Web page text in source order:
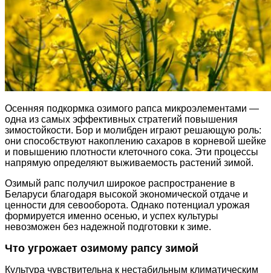
Осенняя подкормка озимого рапса микроэлементами —
одна из самых эффективных стратегий повышения
зимостойкости. Бор и молибден играют решающую роль:
они способствуют накоплению сахаров в корневой шейке
и повышению плотности клеточного сока. Эти процессы
напрямую определяют выживаемость растений зимой.
Озимый рапс получил широкое распространение в
Беларуси благодаря высокой экономической отдаче и
ценности для севооборота. Однако потенциал урожая
формируется именно осенью, и успех культуры
невозможен без надежной подготовки к зиме.
Что угрожает озимому рапсу зимой
Культура чувствительна к нестабильным климатическим